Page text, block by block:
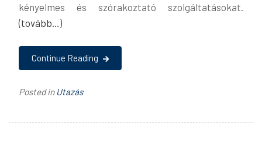
kényelmes és szórakoztató szolgáltatásokat.
(tovább…)
Continue Reading
Posted in Utazás